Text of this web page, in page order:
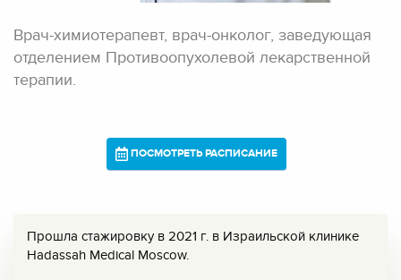
Врач-химиотерапевт, врач-онколог, заведующая
отделением Противоопухолевой лекарственной
терапии.
ПОСМОТРЕТЬ РАСПИСАНИЕ
Прошла стажировку в 2021 г. в Израильской клинике
Hadassah Medical Moscow.